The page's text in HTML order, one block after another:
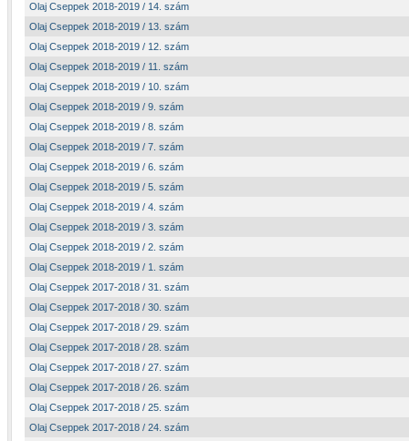
Olaj Cseppek 2018-2019 / 14. szám
Olaj Cseppek 2018-2019 / 13. szám
Olaj Cseppek 2018-2019 / 12. szám
Olaj Cseppek 2018-2019 / 11. szám
Olaj Cseppek 2018-2019 / 10. szám
Olaj Cseppek 2018-2019 / 9. szám
Olaj Cseppek 2018-2019 / 8. szám
Olaj Cseppek 2018-2019 / 7. szám
Olaj Cseppek 2018-2019 / 6. szám
Olaj Cseppek 2018-2019 / 5. szám
Olaj Cseppek 2018-2019 / 4. szám
Olaj Cseppek 2018-2019 / 3. szám
Olaj Cseppek 2018-2019 / 2. szám
Olaj Cseppek 2018-2019 / 1. szám
Olaj Cseppek 2017-2018 / 31. szám
Olaj Cseppek 2017-2018 / 30. szám
Olaj Cseppek 2017-2018 / 29. szám
Olaj Cseppek 2017-2018 / 28. szám
Olaj Cseppek 2017-2018 / 27. szám
Olaj Cseppek 2017-2018 / 26. szám
Olaj Cseppek 2017-2018 / 25. szám
Olaj Cseppek 2017-2018 / 24. szám